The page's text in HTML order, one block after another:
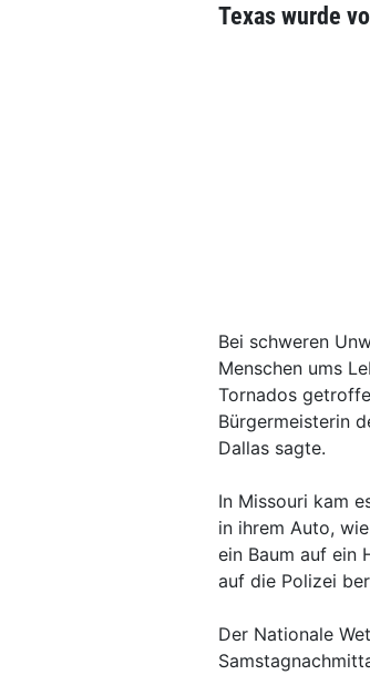
Texas wurde
Bei schweren
Menschen ums
Tornados
Bürgermeisterin
Dallas sagte.
In Missouri kam
in ihrem Auto,
ein Baum auf ein
auf die Polizei
Der Nationale